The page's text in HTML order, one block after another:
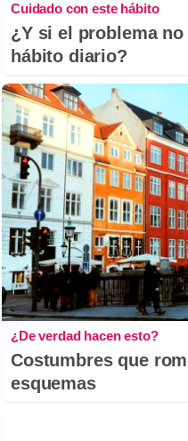
Cuidado con este hábito
¿Y si el problema
hábito diario?
¿De verdad hacen esto?
Costumbres que
esquemas